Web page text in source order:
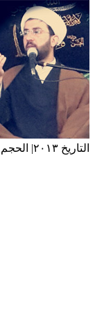
التاريخ ٢٠١٣| الحجم ٥.٩٤ MB